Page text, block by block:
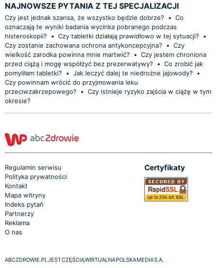
NAJNOWSZE PYTANIA Z TEJ SPECJALIZACJI
Czy jest jednak szansa, że wszystko będzie dobrze? • Co
oznaczają te wyniki badania wycinka pobranego podczas
histeroskopii?
• Czy tabletki działają prawidłowo w tej sytuacji?
•
Czy zostanie zachowana ochrona antykoncepcyjna?
• Czy
wielkość zarodka powinna mnie martwić?
• Czy jestem chroniona
przed ciążą i mogę współżyć bez prezerwatywy?
• Co zrobić jak
pomyliłam tabletki?
• Jak leczyć dalej te niedrożne jajowody?
•
Czy powinnam wrócić do przyjmowania leku
przeciwzakrzepowego?
• Czy istnieje ryzyko zajścia w ciążę w tym
okresie?
Regulamin serwisu
Polityka prywatności
Kontakt
Mapa witryny
Indeks pytań
Partnerzy
Reklama
O nas
Certyfikaty
ABCZDROWIE.PL JEST CZĘŚCIĄ WIRTUALNA POLSKA MEDIA S.A.